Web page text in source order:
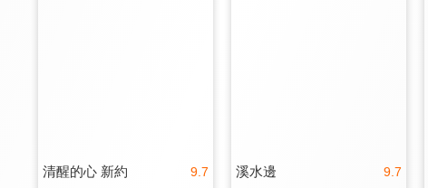
9.7
清醒的心 新約 9.7
溪水邊